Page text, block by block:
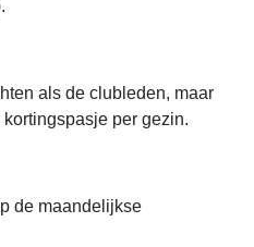
als de clubleden, maar
per gezin.
de maandelijkse